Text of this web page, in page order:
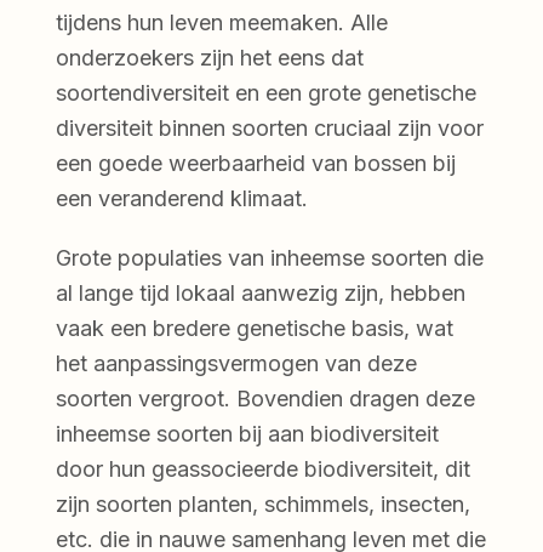
tijdens hun leven meemaken. Alle
onderzoekers zijn het eens dat
soortendiversiteit en een grote genetische
diversiteit binnen soorten cruciaal zijn voor
een goede weerbaarheid van bossen bij
een veranderend klimaat.
Grote populaties van inheemse soorten die
al lange tijd lokaal aanwezig zijn, hebben
vaak een bredere genetische basis, wat
het aanpassingsvermogen van deze
soorten vergroot. Bovendien dragen deze
inheemse soorten bij aan biodiversiteit
door hun geassocieerde biodiversiteit, dit
zijn soorten planten, schimmels, insecten,
etc. die in nauwe samenhang leven met die